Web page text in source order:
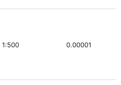
1:500 0.00001